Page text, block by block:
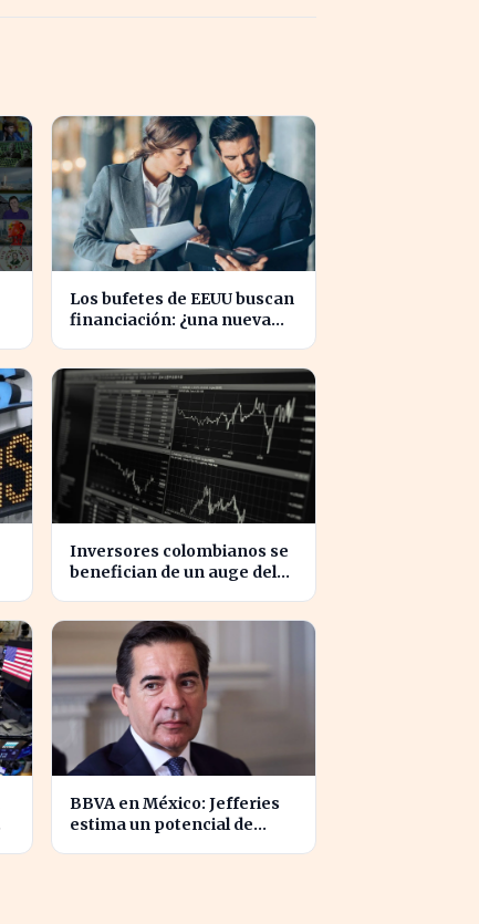
Los bufetes de EEUU buscan
financiación: ¿una nueva
Inversores colombianos se
benefician de un auge del
BBVA en México: Jefferies
estima un potencial de